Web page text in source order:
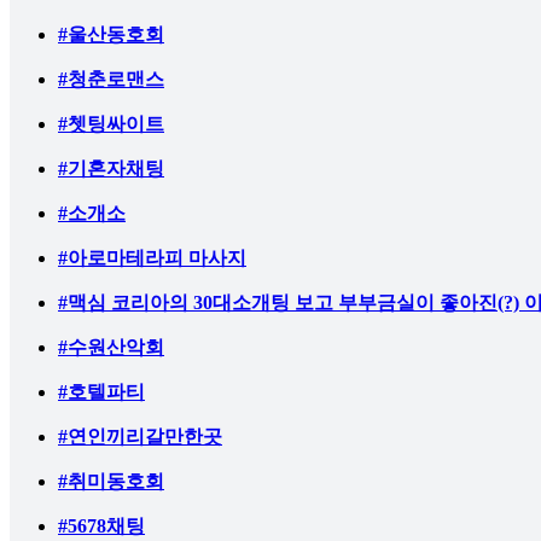
#울산동호회
#청춘로맨스
#쳇팅싸이트
#기혼자채팅
#소개소
#아로마테라피 마사지
#맥심 코리아의 30대소개팅 보고 부부금실이 좋아진(?)
#수원산악회
#호텔파티
#연인끼리갈만한곳
#취미동호회
#5678채팅